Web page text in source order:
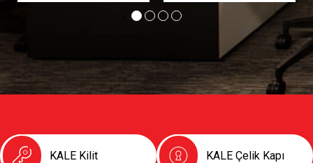
KALE Kilit KALE Çelik Kapı